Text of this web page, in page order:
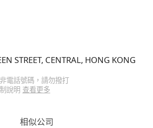
STREET, CENTRAL, HONG KONG
電話號碼，請勿撥打
說明 查看更多
相似公司